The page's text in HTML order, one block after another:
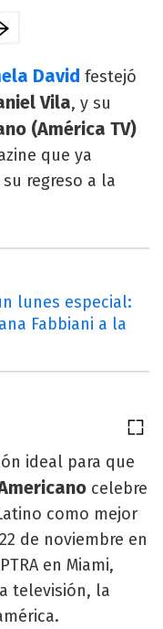
David festejó
Vila, y su
(América TV)
que ya
regreso a la
lunes especial:
Fabbiani a la
ideal para que
celebre
como mejor
de noviembre en
en Miami,
televisión, la